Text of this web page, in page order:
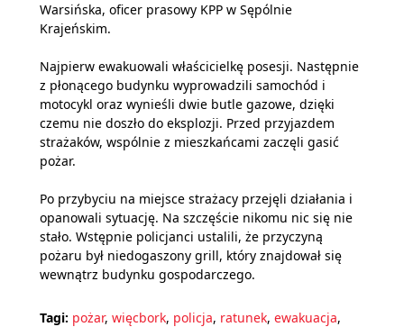
Warsińska, oficer prasowy KPP w Sępólnie
Krajeńskim.
Najpierw ewakuowali właścicielkę posesji. Następnie
z płonącego budynku wyprowadzili samochód i
motocykl oraz wynieśli dwie butle gazowe, dzięki
czemu nie doszło do eksplozji. Przed przyjazdem
strażaków, wspólnie z mieszkańcami zaczęli gasić
pożar.
Po przybyciu na miejsce strażacy przejęli działania i
opanowali sytuację. Na szczęście nikomu nic się nie
stało. Wstępnie policjanci ustalili, że przyczyną
pożaru był niedogaszony grill, który znajdował się
wewnątrz budynku gospodarczego.
Tagi: pożar, więcbork, policja, ratunek, ewakuacja,